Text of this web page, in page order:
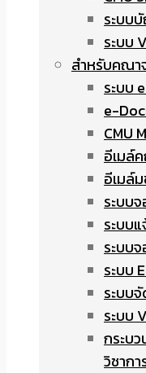
ระบบ
ระบบ
สำหรับคณา
ระบบ
e-
CMU
อีเมล์
อีเมล์
ระบบ
ระบบ
ระบบ
ระบบ
ระบบ
ระบบ
กระบ
วิชาก